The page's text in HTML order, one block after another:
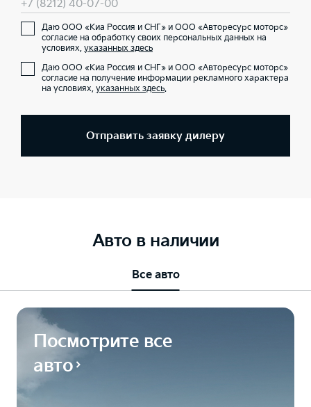
+7 (8212) 40-07-00
Даю ООО «Киа Россия и СНГ» и ООО «Авторесурс моторс»
согласие на обработку своих персональных данных на
условиях, указанных здесь
Даю ООО «Киа Россия и СНГ» и ООО «Авторесурс моторс»
согласие на получение информации рекламного характера
на условиях, указанных здесь.
Отправить заявку дилеру
Авто в наличии
Все авто
Посмотрите все
авто